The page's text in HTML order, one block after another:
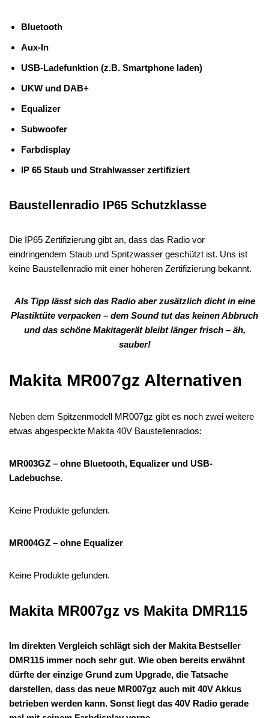
Bluetooth
Aux-In
USB-Ladefunktion (z.B. Smartphone laden)
UKW und DAB+
Equalizer
Subwoofer
Farbdisplay
IP 65 Staub und Strahlwasser zertifiziert
Baustellenradio IP65 Schutzklasse
Die IP65 Zertifizierung gibt an, dass das Radio vor
eindringendem Staub und Spritzwasser geschützt ist. Uns ist
keine Baustellenradio mit einer höheren Zertifizierung bekannt.
Als Tipp lässt sich das Radio aber zusätzlich dicht in eine
Plastiktüte verpacken – dem Sound tut das keinen Abbruch
und das schöne Makitagerät bleibt länger frisch – äh,
sauber!
Makita MR007gz Alternativen
Neben dem Spitzenmodell MR007gz gibt es noch zwei weitere
etwas abgespeckte Makita 40V Baustellenradios:
MR003GZ – ohne Bluetooth, Equalizer und USB-
Ladebuchse.
Keine Produkte gefunden.
MR004GZ – ohne Equalizer
Keine Produkte gefunden.
Makita MR007gz vs Makita DMR115
Im direkten Vergleich schlägt sich der Makita Bestseller
DMR115 immer noch sehr gut. Wie oben bereits erwähnt
dürfte der einzige Grund zum Upgrade, die Tatsache
darstellen, dass das neue MR007gz auch mit 40V Akkus
betrieben werden kann. Sonst liegt das 40V Radio gerade